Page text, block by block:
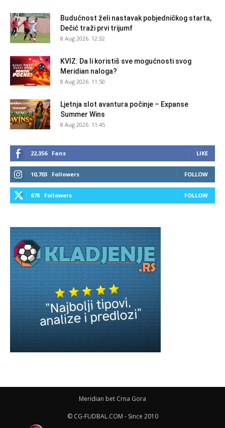
Budućnost želi nastavak pobjedničkog starta,
Dečić traži prvi trijumf
8 Aug 2026. 12:32
KVIZ: Da li koristiš sve mogućnosti svog
Meridian naloga?
8 Aug 2026. 11:50
Ljetnja slot avantura počinje – Expanse
Summer Wins
8 Aug 2026. 11:45
22,356 Fans LIKE
10,703 Followers FOLLOW
678 Followers FOLLOW
Meridian bet Crna Gora
© CG-FUDBAL.COM - Since 2010